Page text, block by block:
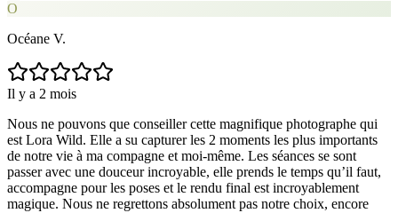
O
Océane V.
Il y a 2 mois
Nous ne pouvons que conseiller cette magnifique photographe qui
est Lora Wild. Elle a su capturer les 2 moments les plus importants
de notre vie à ma compagne et moi-même. Les séances se sont
passer avec une douceur incroyable, elle prends le temps qu’il faut,
accompagne pour les poses et le rendu final est incroyablement
magique. Nous ne regrettons absolument pas notre choix, encore